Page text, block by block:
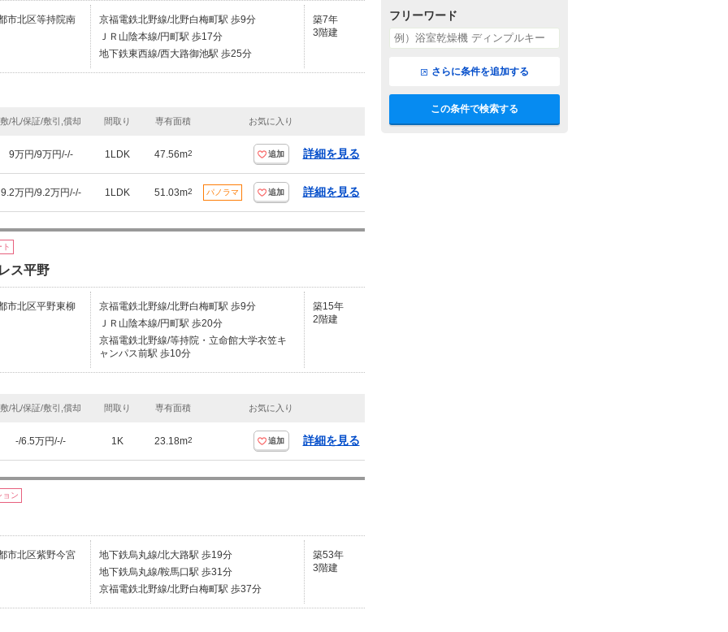
市北区等持院南
京福電鉄北野線/北野白梅町駅 歩9分
ＪＲ山陰本線/円町駅 歩17分
地下鉄東西線/西大路御池駅 歩25分
築7年
3階建
敷/礼/保証/敷引,償却 間取り 専有面積 お気に入り
9万円/9万円/-/- 1LDK 47.56m2 追加 詳細を見る
9.2万円/9.2万円/-/- 1LDK 51.03m2 パノラマ 追加 詳細を見る
ス平野
市北区平野東柳
京福電鉄北野線/北野白梅町駅 歩9分
ＪＲ山陰本線/円町駅 歩20分
京福電鉄北野線/等持院・立命館大学衣笠キ
ャンパス前駅 歩10分
築15年
2階建
敷/礼/保証/敷引,償却 間取り 専有面積 お気に入り
-/6.5万円/-/- 1K 23.18m2 追加 詳細を見る
ョン
市北区紫野今宮
地下鉄烏丸線/北大路駅 歩19分
地下鉄烏丸線/鞍馬口駅 歩31分
京福電鉄北野線/北野白梅町駅 歩37分
築53年
3階建
フリーワード
さらに条件を追加する
この条件で検索する